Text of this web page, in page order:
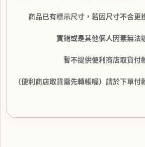
商品已有標示尺寸，若因尺寸不合更
買錯或是其他個人因素無法
暫不提供便利商店取貨付
（便利商店取貨需先轉帳喔）請於下單